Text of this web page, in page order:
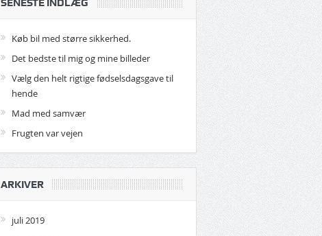
SENESTE INDLÆG
Køb bil med større sikkerhed.
Det bedste til mig og mine billeder
Vælg den helt rigtige fødselsdagsgave til
hende
Mad med samvær
Frugten var vejen
ARKIVER
juli 2019